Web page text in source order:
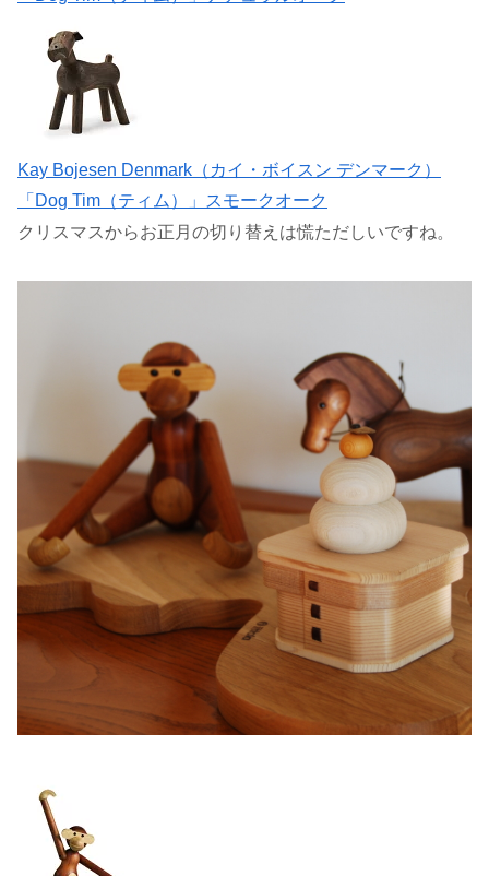
Kay Bojesen Denmark（カイ・ボイスン デンマーク）
「Dog Tim（ティム）」スモークオーク
クリスマスからお正月の切り替えは慌ただしいですね。